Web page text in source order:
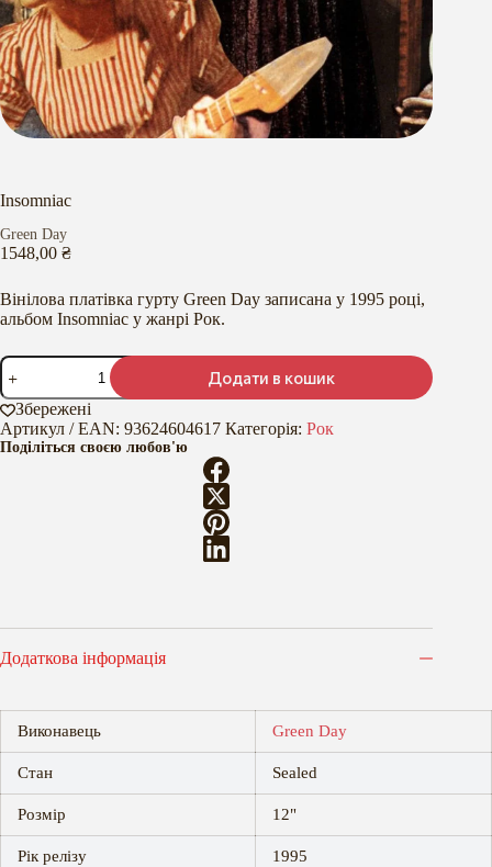
Insomniac
Green Day
1548,00 ₴
Вінілова платівка гурту Green Day записана у 1995 році,
альбом Insomniac у жанрі Рок.
Insomniac
кількість
Додати в кошик
Збережені
Артикул / EAN: 93624604617 Категорія: Рок
Поділіться своєю любов'ю
Додаткова інформація
Виконавець Green Day
Стан Sealed
Розмір 12"
Рік релізу 1995